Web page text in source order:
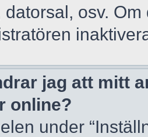
datorsal, osv.
jag att mitt
online?
under